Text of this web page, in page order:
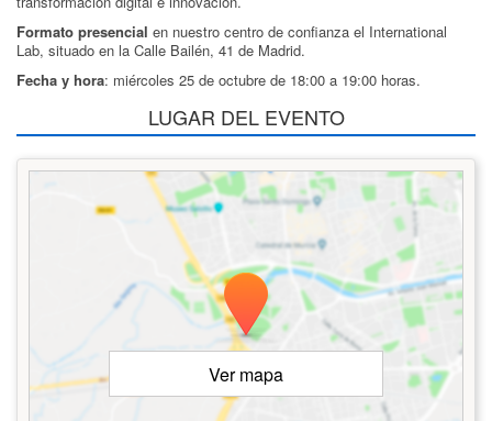
Formato presencial en nuestro centro de confianza el International
Lab, situado en la Calle Bailén, 41 de Madrid.
Fecha y hora: miércoles 25 de octubre de 18:00 a 19:00 horas.
LUGAR DEL EVENTO
Ver mapa